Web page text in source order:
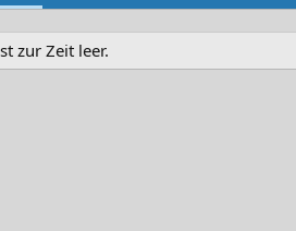
zur Zeit leer.